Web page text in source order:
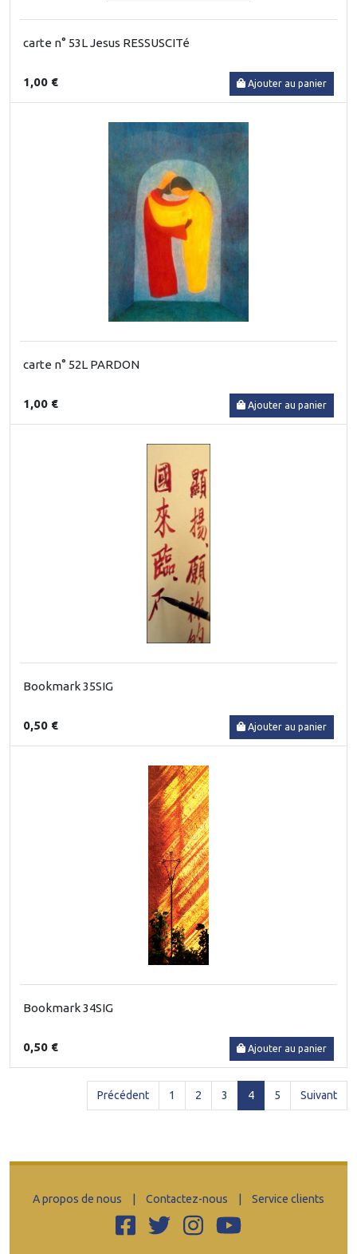
carte n° 53L Jesus RESSUSCITé
1,00 € Ajouter au panier
carte n° 52L PARDON
1,00 € Ajouter au panier
Bookmark 35SIG
0,50 € Ajouter au panier
Bookmark 34SIG
0,50 € Ajouter au panier
Précédent 1 2 3 4(current)
5 Suivant
A propos de nous Contactez-nous Service clients